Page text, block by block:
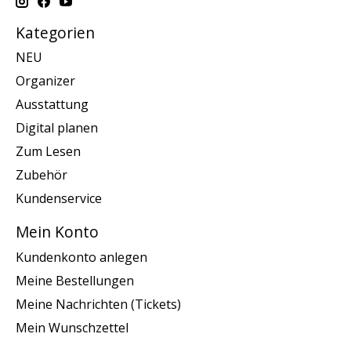
Kategorien
NEU
Organizer
Ausstattung
Digital planen
Zum Lesen
Zubehör
Kundenservice
Mein Konto
Kundenkonto anlegen
Meine Bestellungen
Meine Nachrichten (Tickets)
Mein Wunschzettel